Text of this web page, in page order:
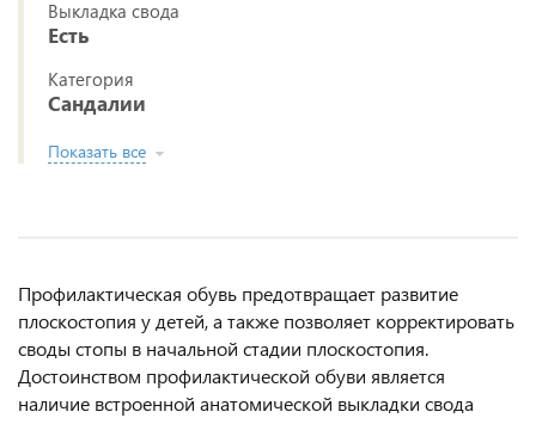
Выкладка свода
Есть
Категория
Сандалии
Показать все
Профилактическая обувь предотвращает развитие
плоскостопия у детей, а также позволяет корректировать
своды стопы в начальной стадии плоскостопия.
Достоинством профилактической обуви является
наличие встроенной анатомической выкладки свода